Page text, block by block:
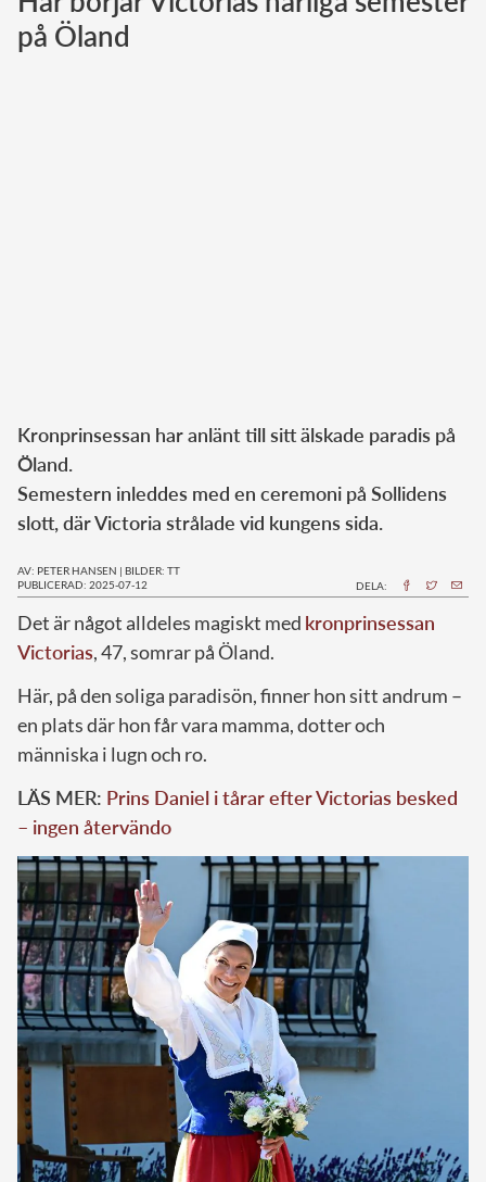
på Öland
Kronprinsessan har anlänt till sitt älskade paradis på
Öland.
Semestern inleddes med en ceremoni på Sollidens
slott, där Victoria strålade vid kungens sida.
AV: PETER HANSEN | BILDER: TT
PUBLICERAD: 2025-07-12
DELA:
Det är något alldeles magiskt med kronprinsessan
Victorias, 47, somrar på Öland.
Här, på den soliga paradisön, finner hon sitt andrum –
en plats där hon får vara mamma, dotter och
människa i lugn och ro.
LÄS MER: Prins Daniel i tårar efter Victorias besked
– ingen återvändo